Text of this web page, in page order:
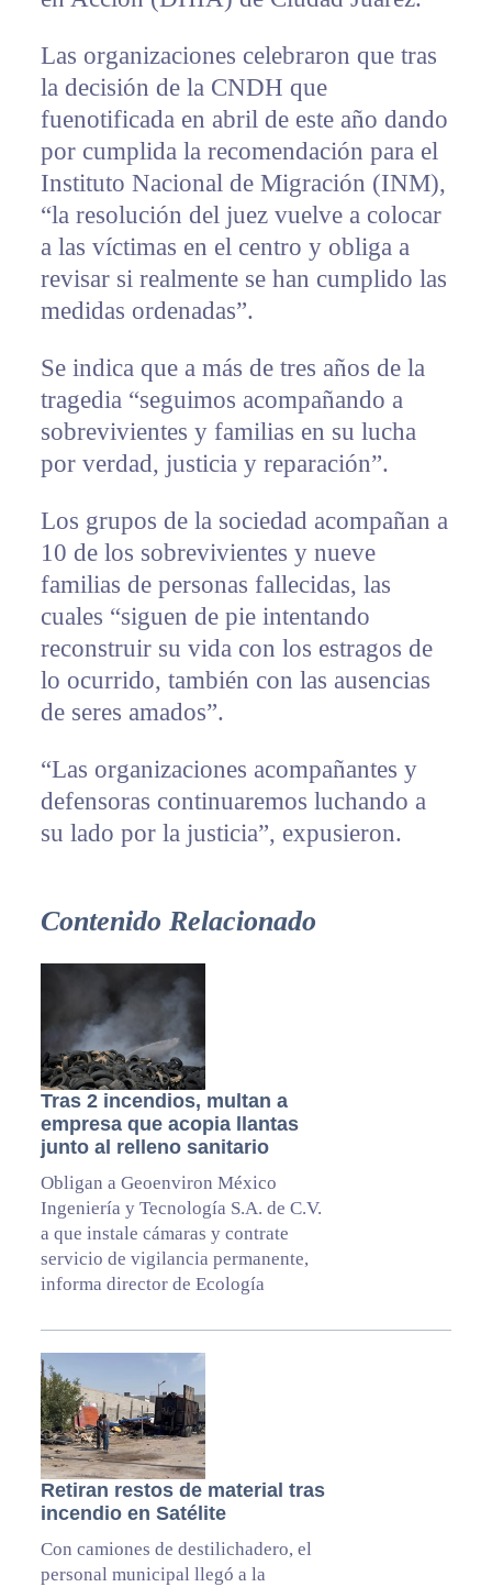
Las organizaciones celebraron que tras
la decisión de la CNDH que
fuenotificada en abril de este año dando
por cumplida la recomendación para el
Instituto Nacional de Migración (INM),
“la resolución del juez vuelve a colocar
a las víctimas en el centro y obliga a
revisar si realmente se han cumplido las
medidas ordenadas”.
Se indica que a más de tres años de la
tragedia “seguimos acompañando a
sobrevivientes y familias en su lucha
por verdad, justicia y reparación”.
Los grupos de la sociedad acompañan a
10 de los sobrevivientes y nueve
familias de personas fallecidas, las
cuales “siguen de pie intentando
reconstruir su vida con los estragos de
lo ocurrido, también con las ausencias
de seres amados”.
“Las organizaciones acompañantes y
defensoras continuaremos luchando a
su lado por la justicia”, expusieron.
Contenido Relacionado
Tras 2 incendios, multan a
empresa que acopia llantas
junto al relleno sanitario
Obligan a Geoenviron México
Ingeniería y Tecnología S.A. de C.V.
a que instale cámaras y contrate
servicio de vigilancia permanente,
informa director de Ecología
Retiran restos de material tras
incendio en Satélite
Con camiones de destilichadero, el
personal municipal llegó a la